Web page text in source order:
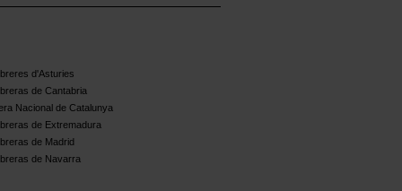
d'Asturies
de Cantabria
Nacional de Catalunya
de Extremadura
de Madrid
de Navarra